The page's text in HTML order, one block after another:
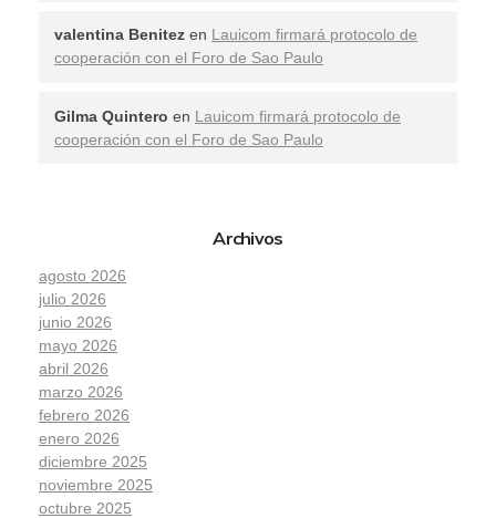
valentina Benitez en Lauicom firmará protocolo de
cooperación con el Foro de Sao Paulo
Gilma Quintero en Lauicom firmará protocolo de
cooperación con el Foro de Sao Paulo
Archivos
agosto 2026
julio 2026
junio 2026
mayo 2026
abril 2026
marzo 2026
febrero 2026
enero 2026
diciembre 2025
noviembre 2025
octubre 2025